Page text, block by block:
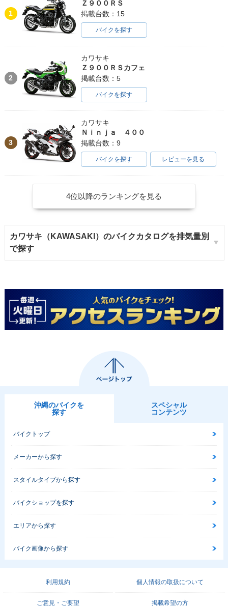
1
Ｚ９００ＲＳ
掲載台数：15
バイクを探す
2
カワサキ
Ｚ９００ＲＳカフェ
掲載台数：5
バイクを探す
3
カワサキ
Ｎｉｎｊａ ４００
掲載台数：9
バイクを探す レビューを見る
4位以降のランキングを見る
カワサキ（KAWASAKI）のバイクカタログを排気量別
で探す
沖縄のバイクを
探す
スペシャル
コンテンツ
バイクトップ
メーカーから探す
スタイルタイプから探す
バイクショップを探す
エリアから探す
バイク画像から探す
利用規約 個人情報の取扱について
ご意見・ご要望 掲載希望の方